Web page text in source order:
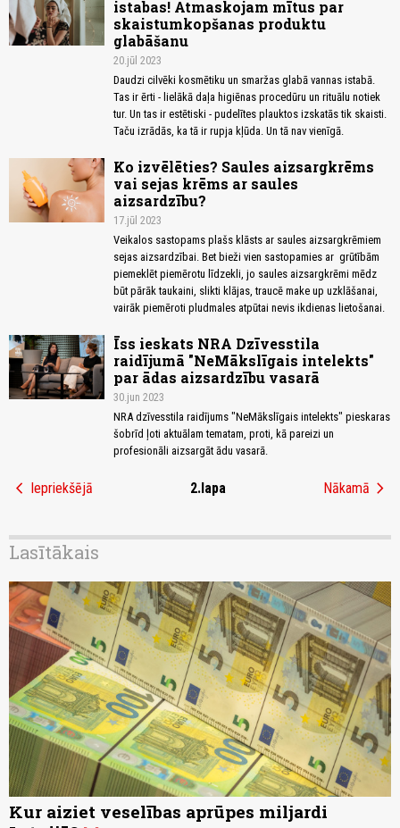
istabas! Atmaskojam mītus par
skaistumkopšanas produktu
glabāšanu
20.jūl 2023
Daudzi cilvēki kosmētiku un smaržas glabā vannas istabā.
Tas ir ērti - lielākā daļa higiēnas procedūru un rituālu notiek
tur. Un tas ir estētiski - pudelītes plauktos izskatās tik skaisti.
Taču izrādās, ka tā ir rupja kļūda. Un tā nav vienīgā.
Ko izvēlēties? Saules aizsargkrēms
vai sejas krēms ar saules
aizsardzību?
17.jūl 2023
Veikalos sastopams plašs klāsts ar saules aizsargkrēmiem
sejas aizsardzībai. Bet bieži vien sastopamies ar grūtībām
piemeklēt piemērotu līdzekli, jo saules aizsargkrēmi mēdz
būt pārāk taukaini, slikti klājas, traucē make up uzklāšanai,
vairāk piemēroti pludmales atpūtai nevis ikdienas lietošanai.
Īss ieskats NRA Dzīvesstila
raidījumā "NeMākslīgais intelekts"
par ādas aizsardzību vasarā
30.jun 2023
NRA dzīvesstila raidījums "NeMākslīgais intelekts" pieskaras
šobrīd ļoti aktuālam tematam, proti, kā pareizi un
profesionāli aizsargāt ādu vasarā.
chevron_left Iepriekšējā 2.lapa Nākamā chevron_right
Lasītākais
Kur aiziet veselības aprūpes miljardi